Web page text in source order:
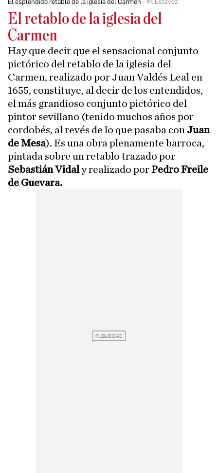
El retablo de la iglesia del
Carmen
Hay que decir que el sensacional conjunto
pictórico del retablo de la iglesia del
Carmen, realizado por Juan Valdés Leal en
1655, constituye, al decir de los entendidos,
el más grandioso conjunto pictórico del
pintor sevillano (tenido muchos años por
cordobés, al revés de lo que pasaba con Juan
de Mesa). Es una obra plenamente barroca,
pintada sobre un retablo trazado por
Sebastián Vidaly realizado porPedro Freile
de Guevara.